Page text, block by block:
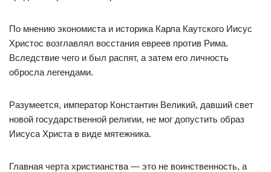
По мнению экономиста и историка Карла Каутского Иисус
Христос возглавлял восстания евреев против Рима.
Вследствие чего и был распят, а затем его личность
обросла легендами.
Разумеется, император Константин Великий, давший свет
новой государственной религии, не мог допустить образ
Иисуса Христа в виде мятежника.
Главная черта христианства — это не воинственность, а